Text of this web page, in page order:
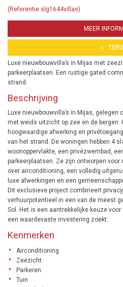
(Referentie slg1644villas)
MEER
Luxe nieuwbouwvilla’s in Mijas met
parkeerplaatsen. Een rustige gated
strand.
Beschrijving
Luxe nieuwbouwvilla’s in Mijas,
met weids uitzicht op zee en de
hoogwaardige afwerking en
van het strand. De woningen hebben 4
woonoppervlakte, een privézwembad,
parkeerplaatsen. Ze zijn ontworpen
over airconditioning, een volledig
luxe afwerkingen en een
Dit exclusieve project combineert
verhuurpotentieel in een van de meest
Sol. Het is een aantrekkelijke keuze
een waardevaste investering zoekt.
Kenmerken
Airconditioning
Zeezicht
Parkeren
Tuin